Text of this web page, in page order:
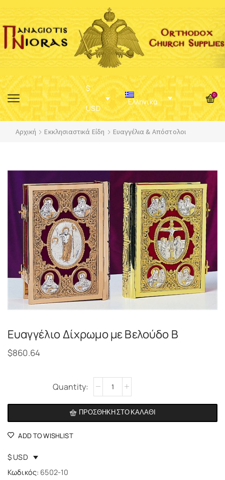
$
USD
Ελληνικά
0
Αρχική Εκκλησιαστικά Είδη Ευαγγέλια & Απόστολοι
Ευαγγέλιο Δίχρωμο με Βελούδο Β
$860.64
ΠΡΟΣΘΉΚΗ ΣΤΟ ΚΑΛΆΘΙ
Alternative:
ADD TO WISHLIST
$ USD
Κωδικός: 6502-10